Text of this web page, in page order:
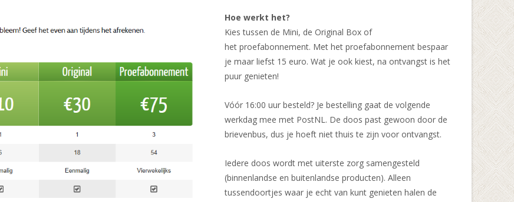
Hoe werkt het?
Kies tussen de Mini, de Original Box of
het proefabonnement. Met het proefabonnement bespaar
je maar liefst 15 euro. Wat je ook kiest, na ontvangst is het
puur genieten!
Vóór 16:00 uur besteld? Je bestelling gaat de volgende
werkdag mee met PostNL. De doos past gewoon door de
brievenbus, dus je hoeft niet thuis te zijn voor ontvangst.
Iedere doos wordt met uiterste zorg samengesteld
(binnenlandse en buitenlandse producten). Alleen
tussendoortjes waar je echt van kunt genieten halen de